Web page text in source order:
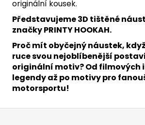
originální kousek.
Představujeme 3D tištěné
značky PRINTY HOOKAH.
Proč mít obyčejný náustek,
ruce svou nejoblíbenější
originální motiv? Od filmových
legendy až po motivy pro
motorsportu!